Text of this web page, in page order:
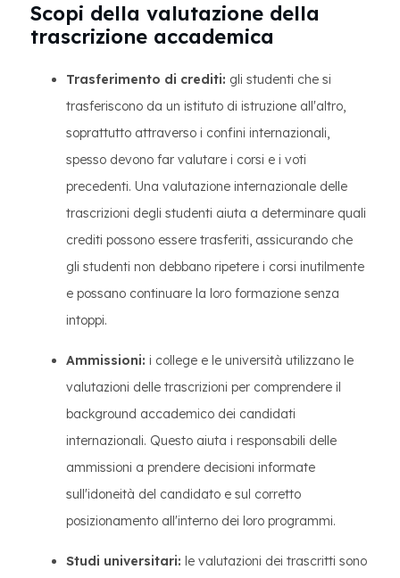
Scopi della valutazione della
trascrizione accademica
Trasferimento di crediti: gli studenti che si
trasferiscono da un istituto di istruzione all'altro,
soprattutto attraverso i confini internazionali,
spesso devono far valutare i corsi e i voti
precedenti. Una valutazione internazionale delle
trascrizioni degli studenti aiuta a determinare quali
crediti possono essere trasferiti, assicurando che
gli studenti non debbano ripetere i corsi inutilmente
e possano continuare la loro formazione senza
intoppi.
Ammissioni: i college e le università utilizzano le
valutazioni delle trascrizioni per comprendere il
background accademico dei candidati
internazionali. Questo aiuta i responsabili delle
ammissioni a prendere decisioni informate
sull'idoneità del candidato e sul corretto
posizionamento all'interno dei loro programmi.
Studi universitari: le valutazioni dei trascritti sono